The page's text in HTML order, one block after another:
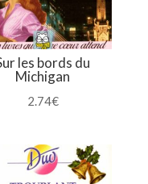
les bords du
Michigan
2.74€